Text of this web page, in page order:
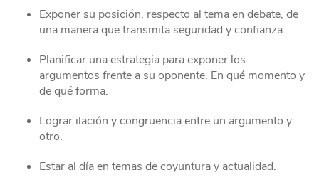
Exponer su posición, respecto al tema en debate, de
una manera que transmita seguridad y confianza.
Planificar una estrategia para exponer los
argumentos frente a su oponente. En qué momento y
de qué forma.
Lograr ilación y congruencia entre un argumento y
otro.
Estar al día en temas de coyuntura y actualidad.